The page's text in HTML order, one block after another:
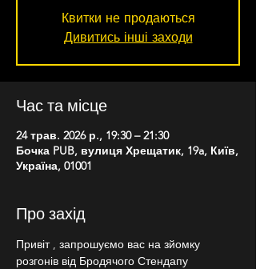
Квитки не продаються
Дивитись інші заходи
Час та місце
24 трав. 2026 р., 19:30 – 21:30
Бочка PUB, вулиця Хрещатик, 19a, Київ,
Україна, 01001
Про захід
Привіт , запрошуємо вас на зйомку
розгонів від Бродячого Стендапу